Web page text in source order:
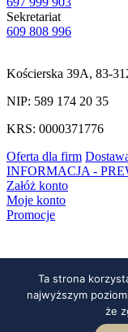
Sekretariat
609 808 996
Kościerska 39A, 83-
NIP: 589 174 20 35
KRS: 0000371776
Oferta dla firm
INFORMACJA -
Załóż konto
Moje konto
Promocje
Ta strona
najwyższym
że